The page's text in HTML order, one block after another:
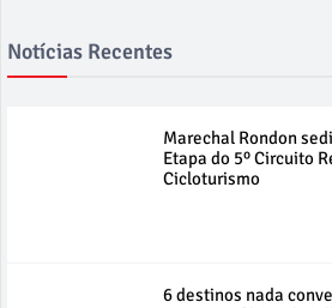
Notícias Recentes
Marechal Rondon
Etapa do 5º Circuito
Cicloturismo
6 destinos nada